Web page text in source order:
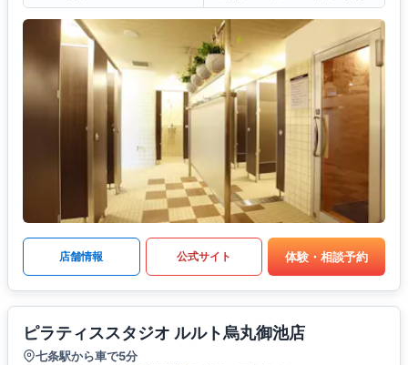
店舗情報 公式サイト 体験・相談予約
ピラティススタジオ ルルト烏丸御池店
七条駅から車で5分